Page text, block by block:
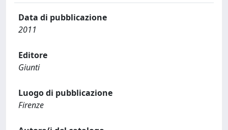
Data di pubblicazione
2011
Editore
Giunti
Luogo di pubblicazione
Firenze